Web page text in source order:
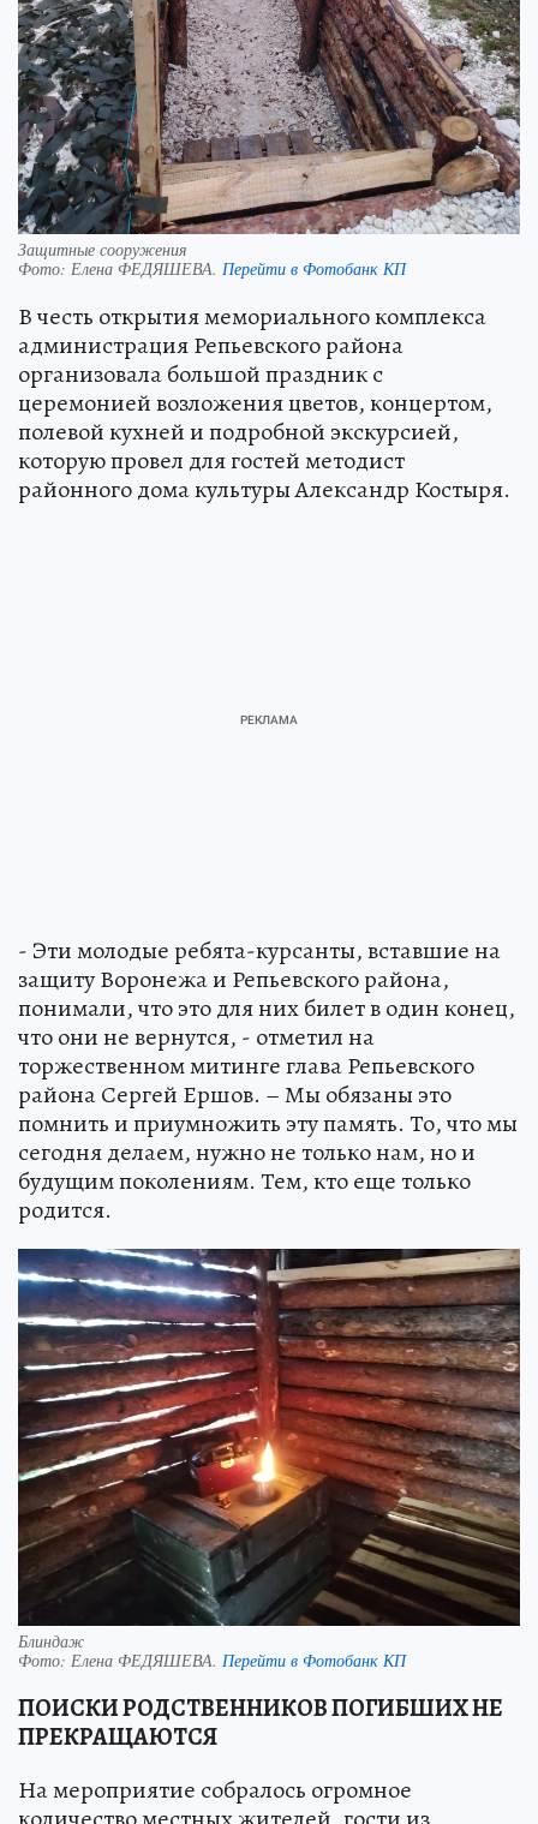
Защитные сооружения
Фото: Елена ФЕДЯШЕВА. Перейти в Фотобанк КП
В честь открытия мемориального комплекса
администрация Репьевского района
организовала большой праздник с
церемонией возложения цветов, концертом,
полевой кухней и подробной экскурсией,
которую провел для гостей методист
районного дома культуры Александр Костыря.
- Эти молодые ребята-курсанты, вставшие на
защиту Воронежа и Репьевского района,
понимали, что это для них билет в один конец,
что они не вернутся, - отметил на
торжественном митинге глава Репьевского
района Сергей Ершов. – Мы обязаны это
помнить и приумножить эту память. То, что мы
сегодня делаем, нужно не только нам, но и
будущим поколениям. Тем, кто еще только
родится.
Блиндаж
Фото: Елена ФЕДЯШЕВА. Перейти в Фотобанк КП
ПОИСКИ РОДСТВЕННИКОВ ПОГИБШИХ НЕ
ПРЕКРАЩАЮТСЯ
На мероприятие собралось огромное